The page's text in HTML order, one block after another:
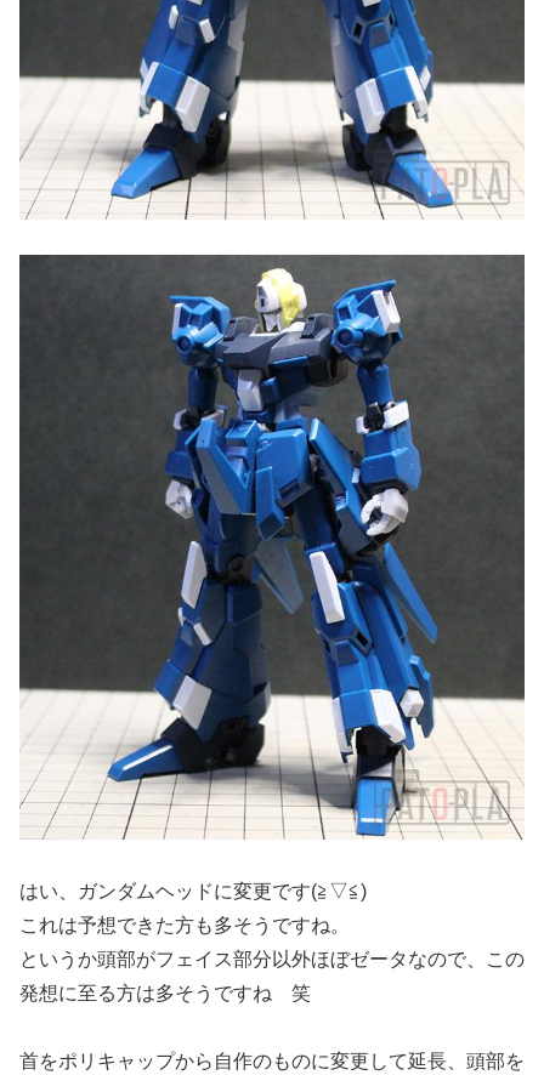
はい、ガンダムヘッドに変更です(≧▽≦)
これは予想できた方も多そうですね。
というか頭部がフェイス部分以外ほぼゼータなので、この
発想に至る方は多そうですね 笑
首をポリキャップから自作のものに変更して延長、頭部を